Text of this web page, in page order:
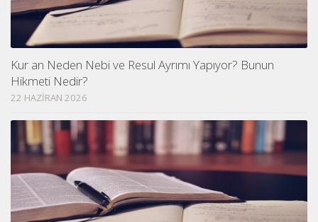
Kur an Neden Nebi ve Resul Ayrımı Yapıyor? Bunun
Hikmeti Nedir?
22 HAZIRAN 2026